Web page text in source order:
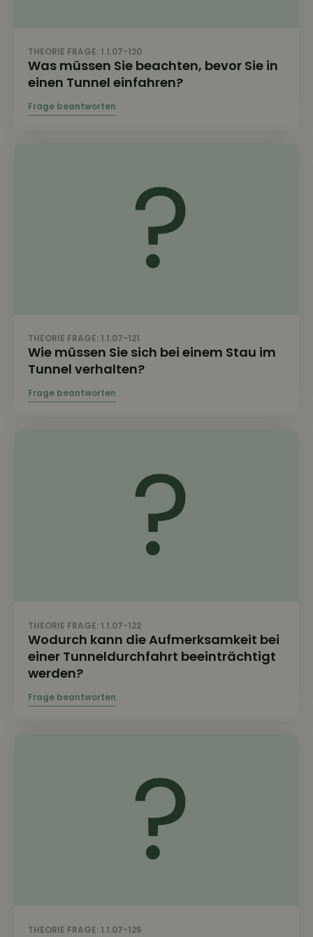
THEORIE FRAGE: 1.1.07-120
Was müssen Sie beachten, bevor Sie in
einen Tunnel einfahren?
THEORIE FRAGE: 1.1.07-121
Wie müssen Sie sich bei einem Stau im
Tunnel verhalten?
THEORIE FRAGE: 1.1.07-122
Wodurch kann die Aufmerksamkeit bei
einer Tunneldurchfahrt beeinträchtigt
werden?
THEORIE FRAGE: 1.1.07-125